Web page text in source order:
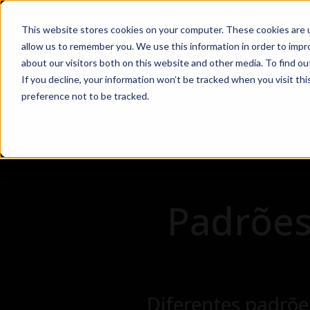
This website stores cookies on your computer. These cookies
allow us to remember you. We use this information in order to
about our visitors both on this website and other media. To find
If you decline, your information won’t be tracked when you visit
preference not to be tracked.